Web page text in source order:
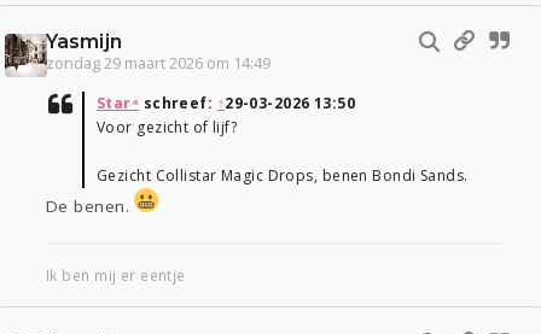
Yasmijn
zondag 29 maart 2026 om 14:49
Star⁴ schreef: ↑29-03-2026 13:50
Voor gezicht of lijf?
Gezicht Collistar Magic Drops, benen Bondi Sands.
De benen.
Ik ben mij er eentje